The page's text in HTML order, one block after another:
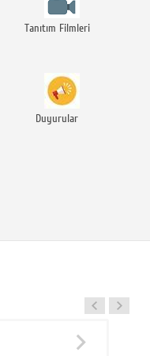
Tanıtım Filmleri
Duyurular